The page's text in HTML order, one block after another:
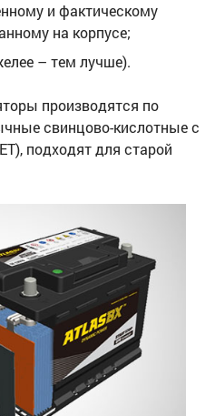
и фактическому
на корпусе;
– тем лучше).
производятся по
свинцово-кислотные с
подходят для старой